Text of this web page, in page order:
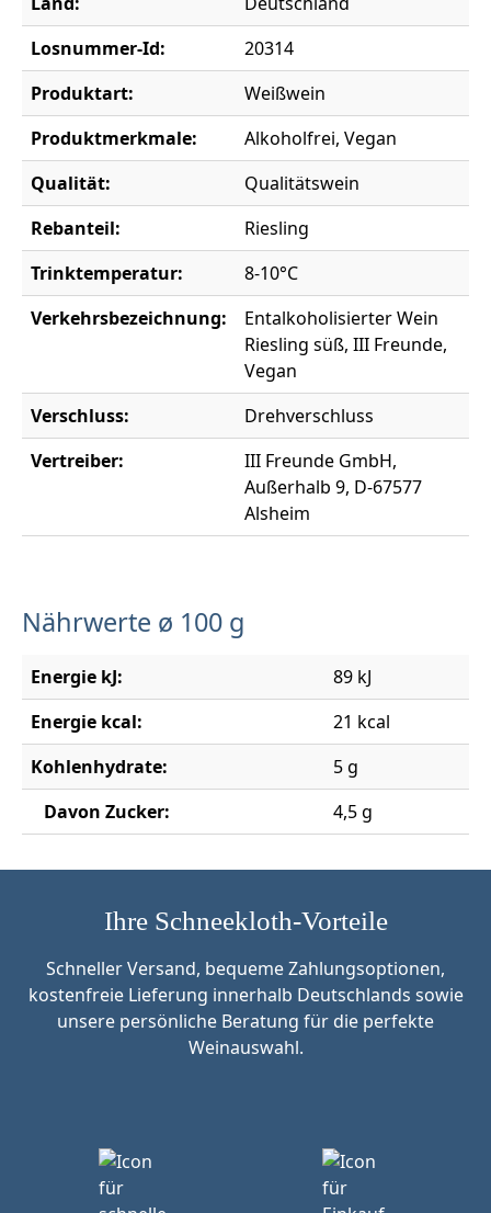
Losnummer-Id:
20314
Produktart:
Weißwein
Produktmerkmale:
Alkoholfrei, Vegan
Qualität:
Qualitätswein
Rebanteil:
Riesling
Trinktemperatur:
8-10°C
Verkehrsbezeichnung:
Entalkoholisierter Wein
Riesling süß, III Freunde,
Vegan
Verschluss:
Drehverschluss
Vertreiber:
III Freunde GmbH,
Außerhalb 9, D-67577
Alsheim
Nährwerte ø 100 g
Energie kJ:
89 kJ
Energie kcal:
21 kcal
Kohlenhydrate:
5 g
Davon Zucker:
4,5 g
Ihre Schneekloth-Vorteile
Schneller Versand, bequeme Zahlungsoptionen,
kostenfreie Lieferung innerhalb Deutschlands sowie
unsere persönliche Beratung für die perfekte
Weinauswahl.